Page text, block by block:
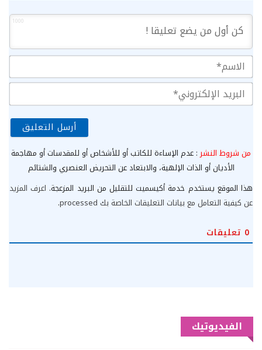
1000
من شروط النشر: عدم الإساءة للكاتب أو للأشخاص أو للمقدسات أو مهاجمة
الأديان أو الذات الإلهية، والابتعاد عن التحريض العنصري والشتائم
هذا الموقع يستخدم خدمة أكيسميت للتقليل من البريد المزعجة. اعرف المزيد
عن كيفية التعامل مع بيانات التعليقات الخاصة بك processed
.
0 تعليقات
الفيديوتيك